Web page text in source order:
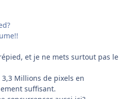
et je ne mets surtout pas le
Millions de pixels en
suffisant.